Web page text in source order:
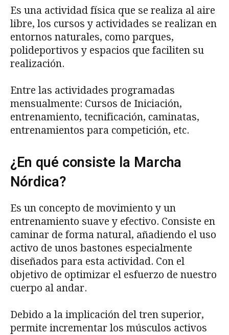
Es una actividad física que se realiza al aire
libre, los cursos y actividades se realizan en
entornos naturales, como parques,
polideportivos y espacios que faciliten su
realización.
Entre las actividades programadas
mensualmente: Cursos de Iniciación,
entrenamiento, tecnificación, caminatas,
entrenamientos para competición, etc.
¿En qué consiste la Marcha
Nórdica?
Es un concepto de movimiento y un
entrenamiento suave y efectivo. Consiste en
caminar de forma natural, añadiendo el uso
activo de unos bastones especialmente
diseñados para esta actividad. Con el
objetivo de optimizar el esfuerzo de nuestro
cuerpo al andar.
Debido a la implicación del tren superior,
permite incrementar los músculos activos